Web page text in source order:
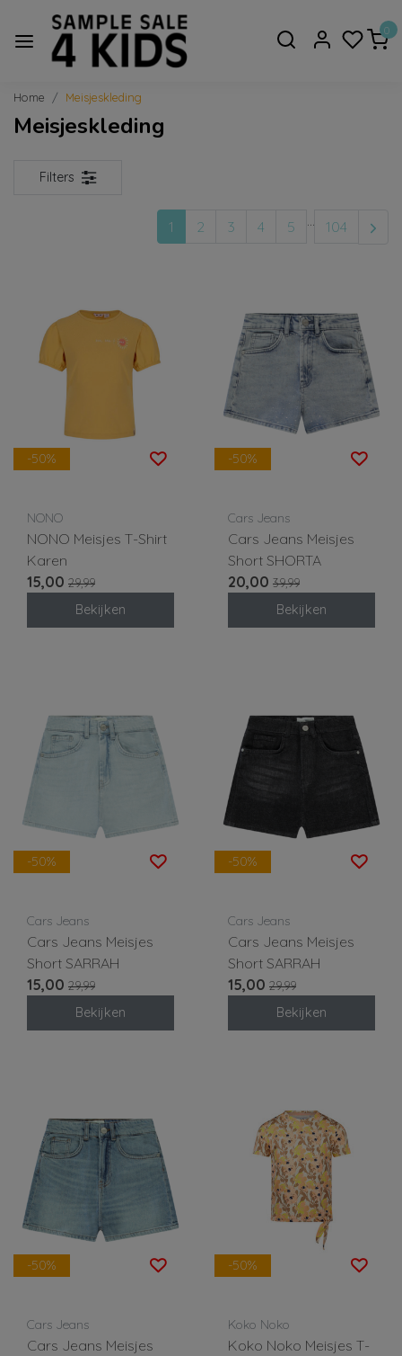
0
Home Meisjeskleding
Meisjeskleding
Filters
1 2 3 4 5 ... 104
-50%
NONO
NONO Meisjes T-Shirt
Karen
15,00 29,99
Bekijken
-50%
Cars Jeans
Cars Jeans Meisjes
Short SHORTA
20,00 39,99
Bekijken
-50%
Cars Jeans
Cars Jeans Meisjes
Short SARRAH
15,00 29,99
Bekijken
-50%
Cars Jeans
Cars Jeans Meisjes
Short SARRAH
15,00 29,99
Bekijken
-50%
Cars Jeans
Cars Jeans Meisjes
-50%
Koko Noko
Koko Noko Meisjes T-